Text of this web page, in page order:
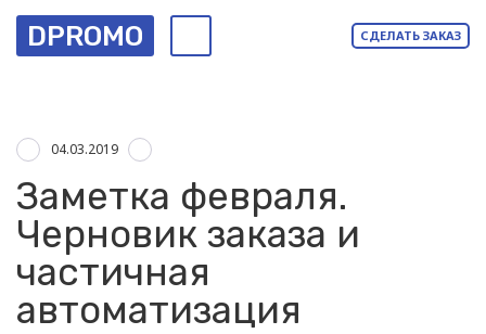
DPROMO СДЕЛАТЬ ЗАКАЗ
04.03.2019
Заметка февраля.
Черновик заказа и
частичная
автоматизация